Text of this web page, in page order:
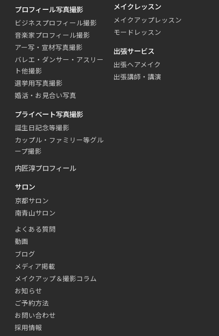
プロフィール写真撮影
ビジネスプロフィール撮影
音楽家プロフィール撮影
アー写・宣材写真撮影
バレエ・ダンサー・アスリー
ト他撮影
選挙用写真撮影
婚活・お見合い写真
プライベート写真撮影
誕生日記念等撮影
カップル・ファミリー等グル
ープ撮影
メイクレッスン
メイクアップレッスン
モードレッスン
出張サービス
出張ヘアメイク
出張講師・講演
内匠淳プロフィール
サロン
京都サロン
南青山サロン
よくある質問
動画
ブログ
メディア掲載
メイクアップ＆撮影コラム
お知らせ
ご予約方法
お問い合わせ
採用情報